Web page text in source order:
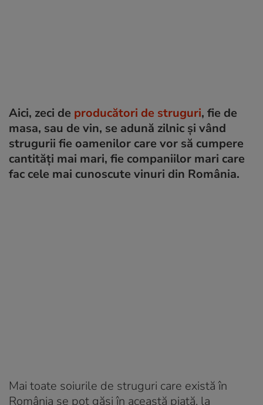
Aici, zeci de producători de struguri, fie de
masa, sau de vin, se adună zilnic și vând
strugurii fie oamenilor care vor să cumpere
cantități mai mari, fie companiilor mari care
fac cele mai cunoscute vinuri din România.
Mai toate soiurile de struguri care există în
România se pot găsi în această piață, la